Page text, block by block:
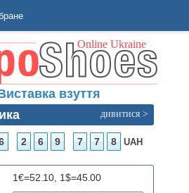
взуття
дивитися >
2 6 9 7 7 8 UAH
1€=52.10, 1$=45.00